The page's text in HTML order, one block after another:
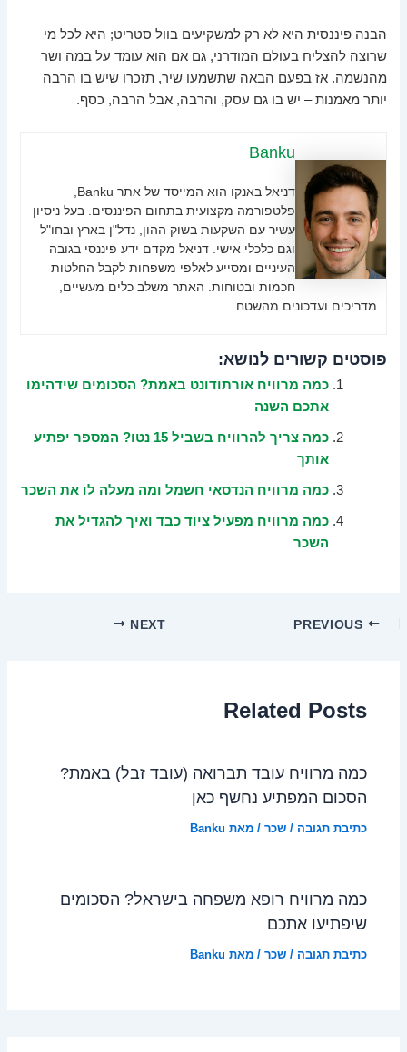
הבנה פיננסית היא לא רק למשקיעים בוול סטריט; היא לכל מי
שרוצה להצליח בעולם המודרני, גם אם הוא עומד על במה ושר
מהנשמה. אז בפעם הבאה שתשמעו שיר, תזכרו שיש בו הרבה
יותר מאמנות – יש בו גם עסק, והרבה, אבל הרבה, כסף.
Banku
פלטפורמה מקצועית בתחום הפיננסים. בעל ניסיון
עשיר עם השקעות בשוק ההון, נדל"ן בארץ ובחו"ל
וגם כלכלי אישי. דניאל מקדם ידע פיננסי בגובה
העיניים ומסייע לאלפי משפחות לקבל החלטות
חכמות ובטוחות. האתר משלב כלים מעשיים,
מדריכים ועדכונים מהשטח.
פוסטים קשורים לנושא:
כמה מרוויח אורתודונט באמת? הסכומים שידהימו
אתכם השנה
כמה צריך להרוויח בשביל 15 נטו? המספר יפתיע
אותך
כמה מרוויח הנדסאי חשמל ומה מעלה לו את השכר
כמה מרוויח מפעיל ציוד כבד ואיך להגדיל את
השכר
NEXT
Related Posts
כמה מרוויח עובד תברואה (עובד זבל) באמת?
הסכום המפתיע נחשף כאן
כתיבת תגובה /שכר / מאת Banku
כמה מרוויח רופא משפחה בישראל? הסכומים
שיפתיעו אתכם
כתיבת תגובה /שכר / מאת Banku